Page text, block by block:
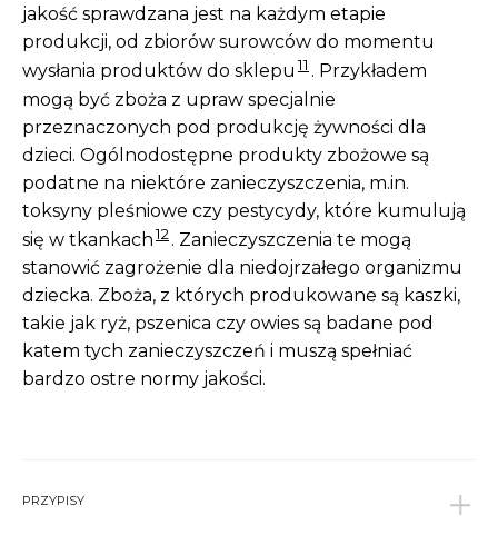
jakość sprawdzana jest na każdym etapie
produkcji, od zbiorów surowców do momentu
wysłania produktów do sklepu 11 . Przykładem
mogą być zboża z upraw specjalnie
przeznaczonych pod produkcję żywności dla
dzieci. Ogólnodostępne produkty zbożowe są
podatne na niektóre zanieczyszczenia, m.in.
toksyny pleśniowe czy pestycydy, które kumulują
się w tkankach12 . Zanieczyszczenia te mogą
stanowić zagrożenie dla niedojrzałego organizmu
dziecka. Zboża, z których produkowane są kaszki,
takie jak ryż, pszenica czy owies są badane pod
katem tych zanieczyszczeń i muszą spełniać
bardzo ostre normy jakości.
PRZYPISY